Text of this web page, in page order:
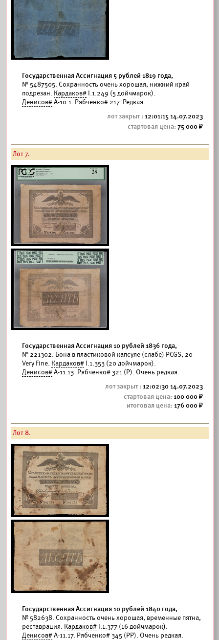
Государственная Ассигнация 5 рублей 1819 года,
№ 5487505. Сохранность очень хорошая, нижний край
подрезан. Кардаков# I.1.249 (5 дойчмарок).
Денисов#А-10.1. Рябченко# 217. Редкая.
12:01:15 14.07.2023
75 000
Лот 7.
Государственная Ассигнация 10 рублей 1836 года,
№ 221302. Бона в пластиковой капсуле (слабе) РCGS, 20
Very Fine. Кардаков# I.1.353 (20 дойчмарок).
Денисов#А-11.13. Рябченко# 321 (Р). Очень редкая.
12:02:30 14.07.2023
100 000
176 000
Лот 8.
Государственная Ассигнация 10 рублей 1840 года,
№ 582638. Сохранность очень хорошая, временные пятна,
реставрация. Кардаков# I.1.377 (16 дойчмарок).
Денисов#А-11.17. Рябченко# 345 (РР). Очень редкая.